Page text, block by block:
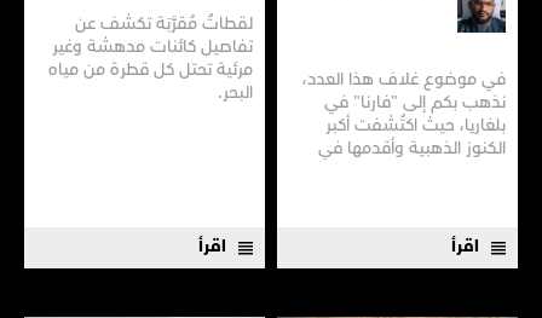
في موضوع غلاف هذا العدد،
نذهب بكم إلى "فارنا" في
بلغاريا، حيث اكتُشفت أكبر
الكنوز الذهبية وأقدمها في
اقرأ
لقطاتٌ مُقرَّبَة تكشف عن
تفاصيل كائنات مدهشة وغير
مرئية تحتل كل قطرة من مياه
البحر.
اقرأ